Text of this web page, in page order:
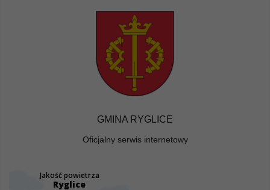
GMINA RYGLICE
Oficjalny serwis internetowy